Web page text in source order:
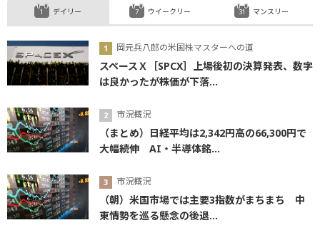
デイリー
岡元兵八郎の米国株マスターへの道
スペースＸ［SPCX］上場後初の決算発表、数字
は良かったが株価が下落...
市況概況
（まとめ）日経平均は2,342円高の66,300円で
大幅続伸 AI・半導体銘...
市況概況
（朝）米国市場では主要3指数がまちまち 中
東情勢を巡る懸念の後退...
ウイークリー マンスリー